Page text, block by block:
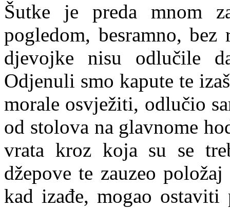
Šutke je preda mnom
pogledom, besramno,
djevojke nisu odlučile
Odjenuli smo kapute te
morale osvježiti, odlučio
od stolova na glavnome
vrata kroz koja su se
džepove te zauzeo
kad izađe, mogao